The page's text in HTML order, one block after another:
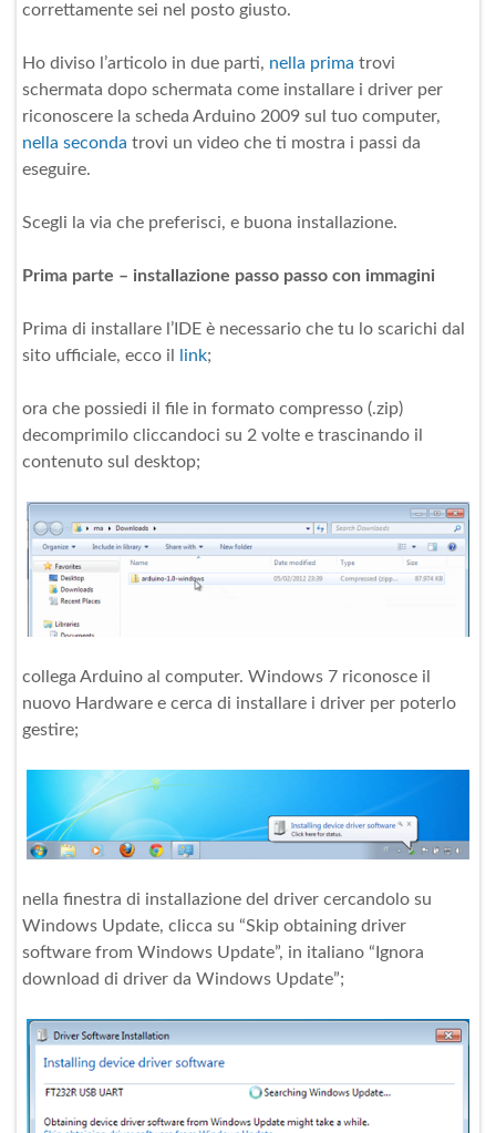
correttamente sei nel posto giusto.
Ho diviso l’articolo in due parti, nella prima trovi
schermata dopo schermata come installare i driver per
riconoscere la scheda Arduino 2009 sul tuo computer,
nella seconda trovi un video che ti mostra i passi da
eseguire.
Scegli la via che preferisci, e buona installazione.
Prima parte – installazione passo passo con immagini
Prima di installare l’IDE è necessario che tu lo scarichi dal
sito ufficiale, ecco il
link;
ora che possiedi il file in formato compresso (.zip)
decomprimilo cliccandoci su 2 volte e trascinando il
contenuto sul desktop;
collega Arduino al computer. Windows 7 riconosce il
nuovo Hardware e cerca di installare i driver per poterlo
gestire;
nella finestra di installazione del driver cercandolo su
Windows Update, clicca su “Skip obtaining driver
software from Windows Update”, in italiano “Ignora
download di driver da Windows Update”;